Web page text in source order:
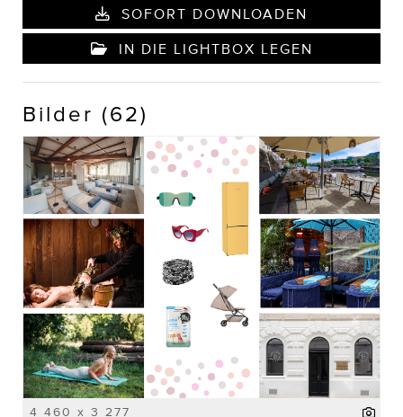
SOFORT DOWNLOADEN
IN DIE LIGHTBOX LEGEN
Bilder (62)
4 460 x 3 277